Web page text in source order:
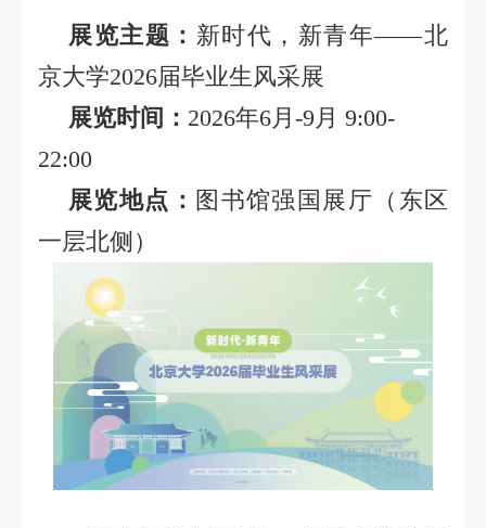
展览主题： 新时代，新青年——北
京大学2026届毕业生风采展
展览时间： 2026年6月-9月 9:00-
22:00
展览地点： 图书馆强国展厅（东区
一层北侧）